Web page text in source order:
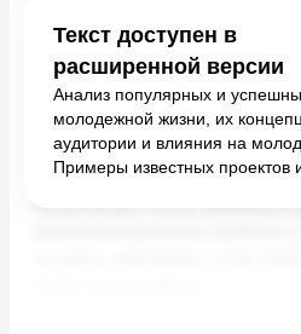
Текст доступен в
расширенной версии
Анализ популярных и
молодежной жизни, их
аудитории и влияния на
Примеры известных проектов